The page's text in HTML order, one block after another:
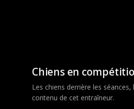
Chiens en
Les chiens derrière les
contenu de cet entraîneur.